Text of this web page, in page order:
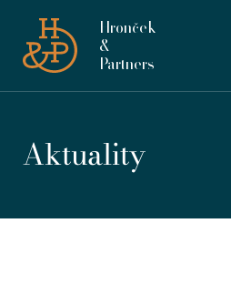
Hronček
&
Partners
Aktuality